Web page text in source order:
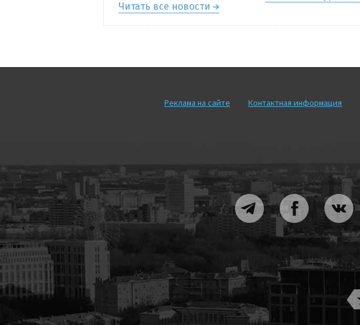
Читать все новости
Реклама на сайте Контактная информация